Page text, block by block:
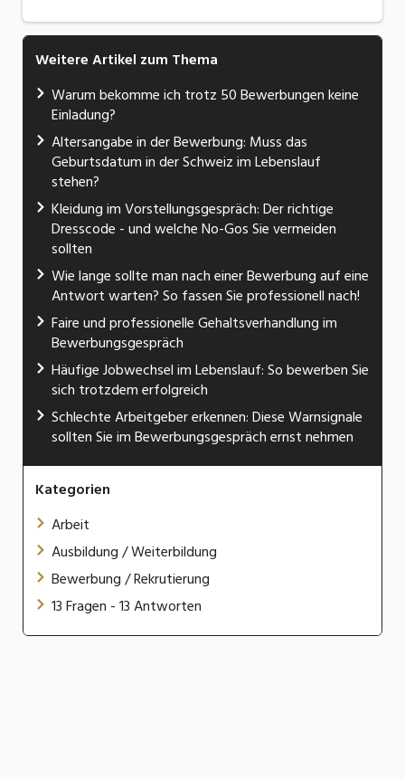
Weitere Artikel zum Thema
Warum bekomme ich trotz 50 Bewerbungen keine
Einladung?
Altersangabe in der Bewerbung: Muss das
Geburtsdatum in der Schweiz im Lebenslauf
stehen?
Kleidung im Vorstellungsgespräch: Der richtige
Dresscode - und welche No-Gos Sie vermeiden
sollten
Wie lange sollte man nach einer Bewerbung auf eine
Antwort warten? So fassen Sie professionell nach!
Faire und professionelle Gehaltsverhandlung im
Bewerbungsgespräch
Häufige Jobwechsel im Lebenslauf: So bewerben Sie
sich trotzdem erfolgreich
Schlechte Arbeitgeber erkennen: Diese Warnsignale
sollten Sie im Bewerbungsgespräch ernst nehmen
Kategorien
Arbeit
Ausbildung / Weiterbildung
Bewerbung / Rekrutierung
13 Fragen - 13 Antworten